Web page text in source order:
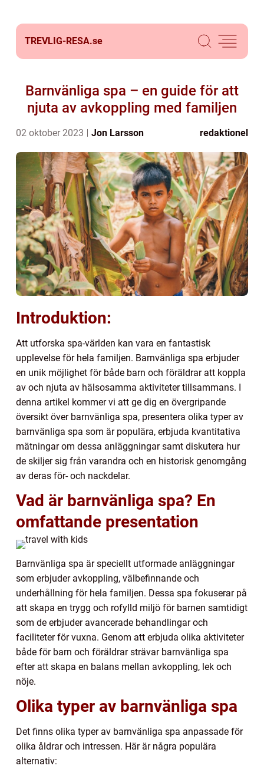
TREVLIG-RESA.se
Barnvänliga spa – en guide för att
njuta av avkoppling med familjen
02 oktober 2023 Jon Larsson redaktionel
Introduktion:
Att utforska spa-världen kan vara en fantastisk
upplevelse för hela familjen. Barnvänliga spa erbjuder
en unik möjlighet för både barn och föräldrar att koppla
av och njuta av hälsosamma aktiviteter tillsammans. I
denna artikel kommer vi att ge dig en övergripande
översikt över barnvänliga spa, presentera olika typer av
barnvänliga spa som är populära, erbjuda kvantitativa
mätningar om dessa anläggningar samt diskutera hur
de skiljer sig från varandra och en historisk genomgång
av deras för- och nackdelar.
Vad är barnvänliga spa? En
omfattande presentation
Barnvänliga spa är speciellt utformade anläggningar
som erbjuder avkoppling, välbefinnande och
underhållning för hela familjen. Dessa spa fokuserar på
att skapa en trygg och rofylld miljö för barnen samtidigt
som de erbjuder avancerade behandlingar och
faciliteter för vuxna. Genom att erbjuda olika aktiviteter
både för barn och föräldrar strävar barnvänliga spa
efter att skapa en balans mellan avkoppling, lek och
nöje.
Olika typer av barnvänliga spa
Det finns olika typer av barnvänliga spa anpassade för
olika åldrar och intressen. Här är några populära
alternativ: